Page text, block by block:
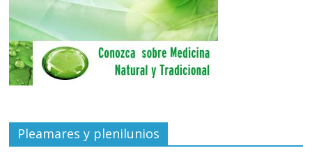
Pleamares y plenilunios